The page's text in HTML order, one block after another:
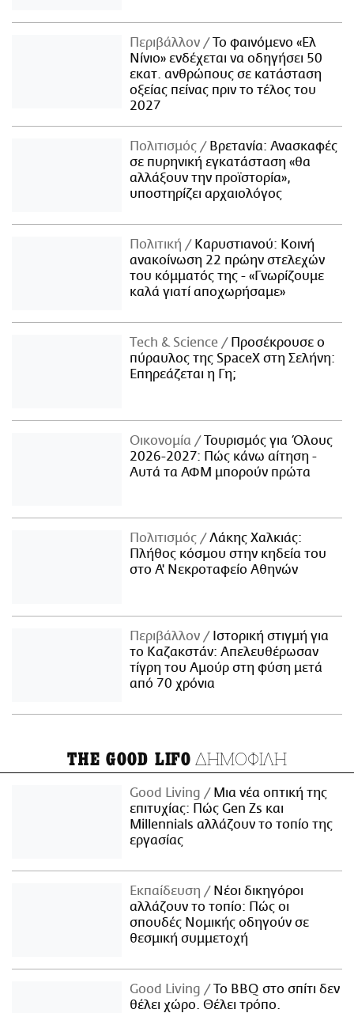
Περιβάλλον
Το φαινόμενο «Ελ
Νίνιο» ενδέχεται να οδηγήσει 50
εκατ. ανθρώπους σε κατάσταση
οξείας πείνας πριν το τέλος του
2027
Πολιτισμός
Βρετανία: Ανασκαφές
σε πυρηνική εγκατάσταση «θα
αλλάξουν την προϊστορία»,
υποστηρίζει αρχαιολόγος
Πολιτική
Καρυστιανού: Κοινή
ανακοίνωση 22 πρώην στελεχών
του κόμματός της - «Γνωρίζουμε
καλά γιατί αποχωρήσαμε»
Τech & Science
Προσέκρουσε ο
πύραυλος της SpaceX στη Σελήνη:
Επηρεάζεται η Γη;
Οικονομία
Τουρισμός για Όλους
2026-2027: Πώς κάνω αίτηση -
Αυτά τα ΑΦΜ μπορούν πρώτα
Πολιτισμός
Λάκης Χαλκιάς:
Πλήθος κόσμου στην κηδεία του
στο Α' Νεκροταφείο Αθηνών
Περιβάλλον
Ιστορική στιγμή για
το Καζακστάν: Απελευθέρωσαν
τίγρη του Αμούρ στη φύση μετά
από 70 χρόνια
THE GOOD LIFO ΔΗΜΟΦΙΛΗ
Good Living
Μια νέα οπτική της
επιτυχίας: Πώς Gen Zs και
Millennials αλλάζουν το τοπίο της
εργασίας
Εκπαίδευση
Νέοι δικηγόροι
αλλάζουν το τοπίο: Πώς οι
σπουδές Νομικής οδηγούν σε
θεσμική συμμετοχή
Good Living
Το BBQ στο σπίτι δεν
θέλει χώρο. Θέλει τρόπο.